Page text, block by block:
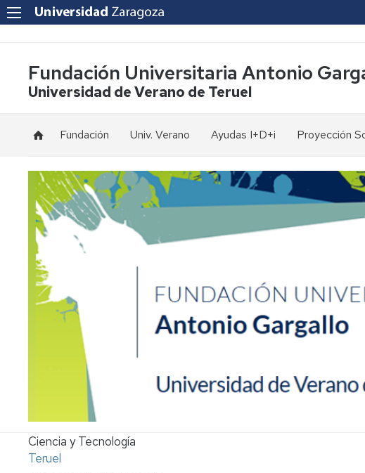
Fundación Universitaria Antonio
Universidad de Verano de Teruel
Fundación
Estatutos
Patronos
Memorias
de
trabajo
Univ. Verano
Formalización
de
de
Homologaciones
Propuesta
Propuesta
Ficha
del
Ayudas I+D+i Proyección
Ciencia y Tecnología
Teruel